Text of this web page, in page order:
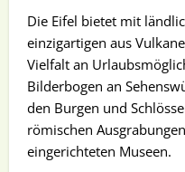
Die Eifel bietet mit
einzigartigen aus
Vielfalt an
Bilderbogen an
den Burgen und
römischen
eingerichteten Museen.